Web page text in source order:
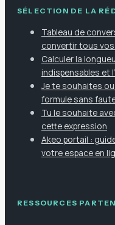
SÉLECTION DE LA
Tableau de
convertir tous
Calculer la
indispensables et
Je te souhaites
formule sans
Tu le souhaite
cette expression
Akeo portail :
votre espace en
RESSOURCES